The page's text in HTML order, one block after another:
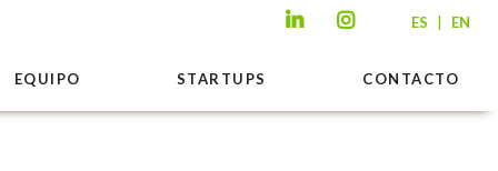
ES | EN
EQUIPO STARTUPS CONTACTO